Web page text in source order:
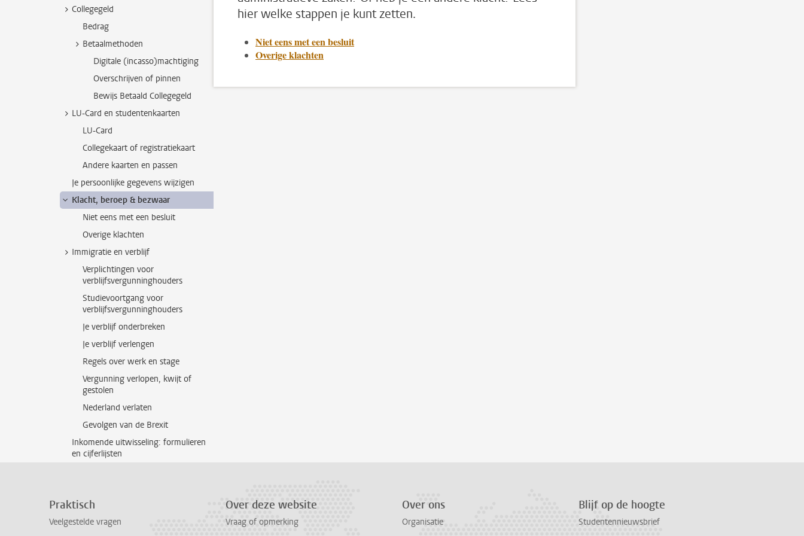
Collegegeld
Bedrag
Betaalmethoden
Digitale (incasso)machtiging
Overschrijven of pinnen
Bewijs Betaald Collegegeld
LU-Card en studentenkaarten
LU-Card
Collegekaart of registratiekaart
Andere kaarten en passen
Je persoonlijke gegevens wijzigen
Klacht, beroep & bezwaar
Niet eens met een besluit
Overige klachten
Immigratie en verblijf
Verplichtingen voor
verblijfsvergunninghouders
Studievoortgang voor
verblijfsvergunninghouders
Je verblijf onderbreken
Je verblijf verlengen
Regels over werk en stage
Vergunning verlopen, kwijt of
gestolen
Nederland verlaten
Gevolgen van de Brexit
Inkomende uitwisseling: formulieren
en cijferlijsten
hier welke stappen je kunt zetten.
Niet eens met een besluit
Overige klachten
Praktisch
Veelgestelde vragen
Over deze website
Vraag of opmerking
Over ons
Organisatie
Blijf op de hoogte
Studentennieuwsbrief